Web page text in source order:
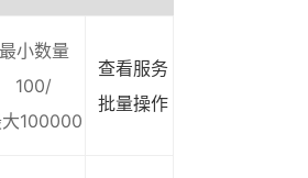
最小数量
100/
100000
查看服务
批量操作